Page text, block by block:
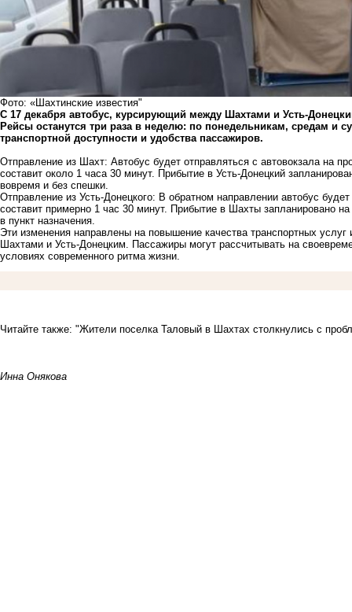
Фото: «Шахтинские известия"
С 17 декабря автобус, курсирующий между Шахтами и Усть-
Рейсы останутся три раза в неделю: по понедельникам, средам и
транспортной доступности и удобства пассажиров.
Отправление из Шахт: Автобус будет отправляться с автовокзала на
составит около 1 часа 30 минут. Прибытие в Усть-Донецкий
вовремя и без спешки.
Отправление из Усть-Донецкого: В обратном направлении автобус
составит примерно 1 час 30 минут. Прибытие в Шахты запланировано
в пункт назначения.
Эти изменения направлены на повышение качества транспортных
Шахтами и Усть-Донецким. Пассажиры могут рассчитывать на
условиях современного ритма жизни.
Читайте также: "Жители поселка Таловый в Шахтах столкнулись с
Инна Онякова